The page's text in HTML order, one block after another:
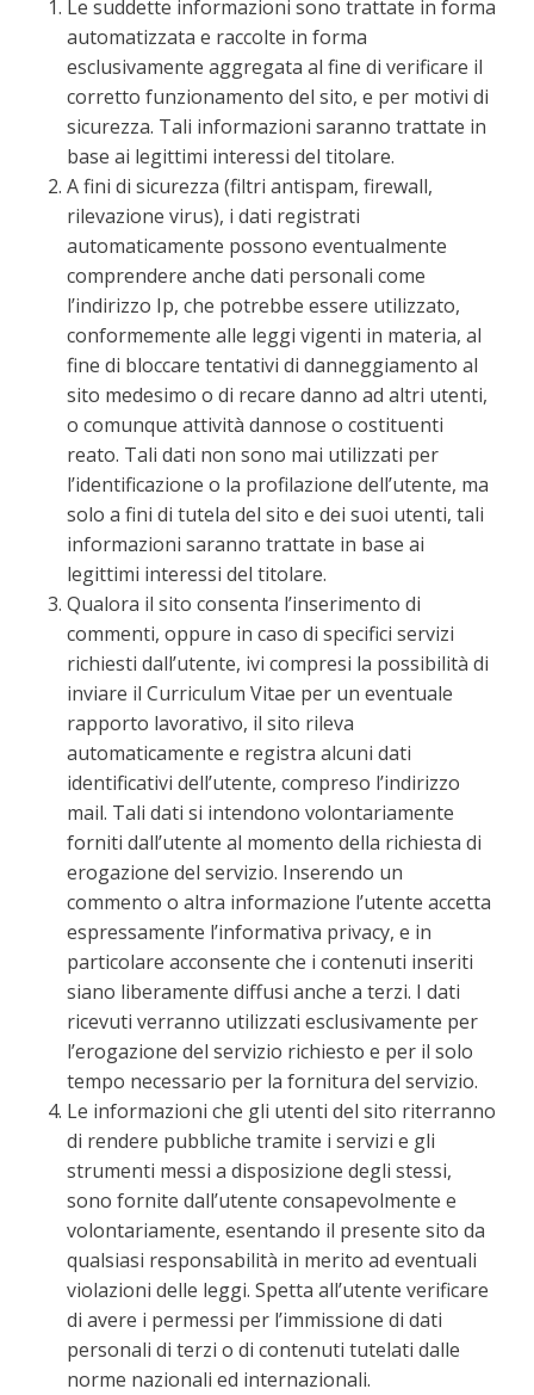
Le suddette informazioni sono trattate in forma
automatizzata e raccolte in forma
esclusivamente aggregata al fine di verificare il
corretto funzionamento del sito, e per motivi di
sicurezza. Tali informazioni saranno trattate in
base ai legittimi interessi del titolare.
A fini di sicurezza (filtri antispam, firewall,
rilevazione virus), i dati registrati
automaticamente possono eventualmente
comprendere anche dati personali come
l’indirizzo Ip, che potrebbe essere utilizzato,
conformemente alle leggi vigenti in materia, al
fine di bloccare tentativi di danneggiamento al
sito medesimo o di recare danno ad altri utenti,
o comunque attività dannose o costituenti
reato. Tali dati non sono mai utilizzati per
l’identificazione o la profilazione dell’utente, ma
solo a fini di tutela del sito e dei suoi utenti, tali
informazioni saranno trattate in base ai
legittimi interessi del titolare.
Qualora il sito consenta l’inserimento di
commenti, oppure in caso di specifici servizi
richiesti dall’utente, ivi compresi la possibilità di
inviare il Curriculum Vitae per un eventuale
rapporto lavorativo, il sito rileva
automaticamente e registra alcuni dati
identificativi dell’utente, compreso l’indirizzo
mail. Tali dati si intendono volontariamente
forniti dall’utente al momento della richiesta di
erogazione del servizio. Inserendo un
commento o altra informazione l’utente accetta
espressamente l’informativa privacy, e in
particolare acconsente che i contenuti inseriti
siano liberamente diffusi anche a terzi. I dati
ricevuti verranno utilizzati esclusivamente per
l’erogazione del servizio richiesto e per il solo
tempo necessario per la fornitura del servizio.
Le informazioni che gli utenti del sito riterranno
di rendere pubbliche tramite i servizi e gli
strumenti messi a disposizione degli stessi,
sono fornite dall’utente consapevolmente e
volontariamente, esentando il presente sito da
qualsiasi responsabilità in merito ad eventuali
violazioni delle leggi. Spetta all’utente verificare
di avere i permessi per l’immissione di dati
personali di terzi o di contenuti tutelati dalle
norme nazionali ed internazionali.